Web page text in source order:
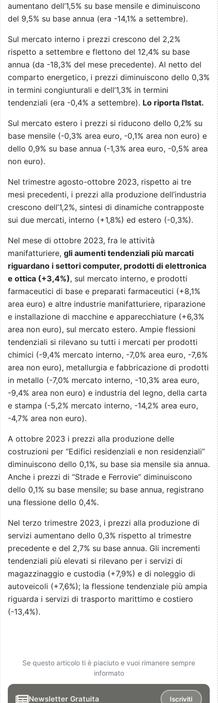
aumentano dell’1,5% su base mensile e diminuiscono
del 9,5% su base annua (era -14,1% a settembre).
Sul mercato interno i prezzi crescono del 2,2%
rispetto a settembre e flettono del 12,4% su base
annua (da -18,3% del mese precedente). Al netto del
comparto energetico, i prezzi diminuiscono dello 0,3%
in termini congiunturali e dell’1,3% in termini
tendenziali (era -0,4% a settembre). Lo riporta l'Istat.
Sul mercato estero i prezzi si riducono dello 0,2% su
base mensile (-0,3% area euro, -0,1% area non euro) e
dello 0,9% su base annua (-1,3% area euro, -0,5% area
non euro).
Nel trimestre agosto-ottobre 2023, rispetto ai tre
mesi precedenti, i prezzi alla produzione dell’industria
crescono dell’1,2%, sintesi di dinamiche contrapposte
sui due mercati, interno (+1,8%) ed estero (-0,3%).
Nel mese di ottobre 2023, fra le attività
manifatturiere, gli aumenti tendenziali più marcati
riguardano i settori computer, prodotti di elettronica
e ottica (+3,4%), sul mercato interno, e prodotti
farmaceutici di base e preparati farmaceutici (+8,1%
area euro) e altre industrie manifatturiere, riparazione
e installazione di macchine e apparecchiature (+6,3%
area non euro), sul mercato estero. Ampie flessioni
tendenziali si rilevano su tutti i mercati per prodotti
chimici (-9,4% mercato interno, -7,0% area euro, -7,6%
area non euro), metallurgia e fabbricazione di prodotti
in metallo (-7,0% mercato interno, -10,3% area euro,
-9,4% area non euro) e industria del legno, della carta
e stampa (-5,2% mercato interno, -14,2% area euro,
-4,7% area non euro).
A ottobre 2023 i prezzi alla produzione delle
costruzioni per “Edifici residenziali e non residenziali”
diminuiscono dello 0,1%, su base sia mensile sia annua.
Anche i prezzi di “Strade e Ferrovie” diminuiscono
dello 0,1% su base mensile; su base annua, registrano
una flessione dello 0,4%.
Nel terzo trimestre 2023, i prezzi alla produzione di
servizi aumentano dello 0,3% rispetto al trimestre
precedente e del 2,7% su base annua. Gli incrementi
tendenziali più elevati si rilevano per i servizi di
magazzinaggio e custodia (+7,9%) e di noleggio di
autoveicoli (+7,6%); la flessione tendenziale più ampia
riguarda i servizi di trasporto marittimo e costiero
(-13,4%).
Se questo articolo ti è piaciuto e vuoi rimanere sempre
informato
Newsletter Gratuita Iscriviti